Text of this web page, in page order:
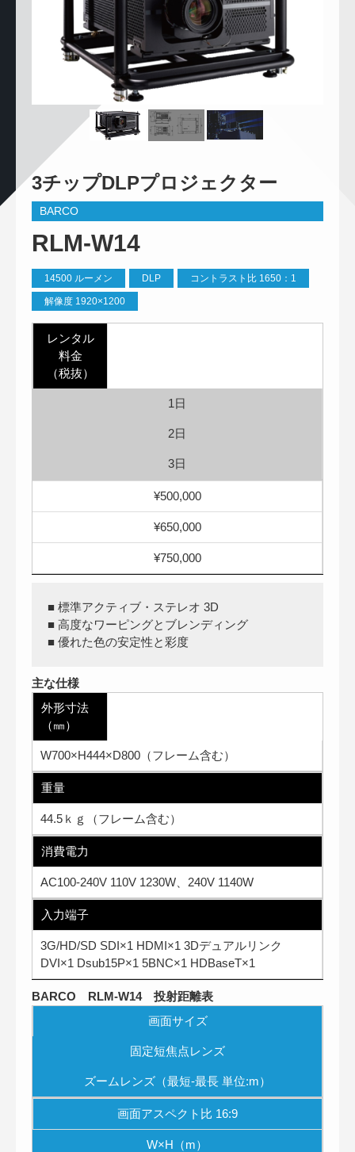
3チップDLPプロジェクター
BARCO
RLM-W14
14500 ルーメン DLP コントラスト比 1650：1
解像度 1920×1200
レンタル
料金
（税抜）
1日
2日
3日
¥500,000
¥650,000
¥750,000
■ 標準アクティブ・ステレオ 3D
■ 高度なワーピングとブレンディング
■ 優れた色の安定性と彩度
主な仕様
外形寸法
（㎜）
W700×H444×D800（フレーム含む）
重量
44.5ｋｇ（フレーム含む）
消費電力
AC100-240V 110V 1230W、240V 1140W
入力端子
3G/HD/SD SDI×1 HDMI×1 3Dデュアルリンク
DVI×1 Dsub15P×1 5BNC×1 HDBaseT×1
BARCO RLM-W14 投射距離表
画面サイズ
固定短焦点レンズ
ズームレンズ（最短-最長 単位:m）
画面アスペクト比 16:9
W×H（m）